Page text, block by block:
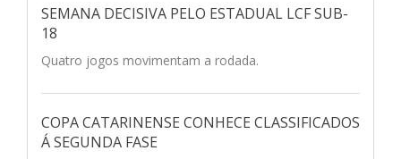
SEMANA DECISIVA PELO ESTADUAL LCF SUB-
18
Quatro jogos movimentam a rodada.
COPA CATARINENSE CONHECE CLASSIFICADOS
Á SEGUNDA FASE